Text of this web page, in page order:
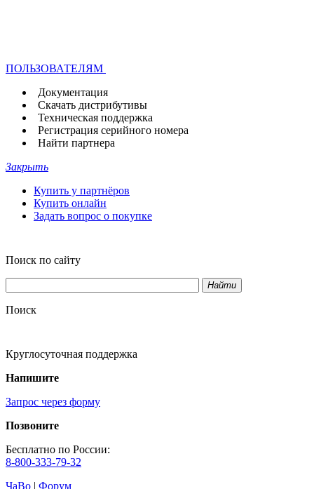
ПОЛЬЗОВАТЕЛЯМ
Документация
Скачать дистрибутивы
Техническая поддержка
Регистрация серийного номера
Найти партнера
Закрыть
Купить у партнёров
Купить онлайн
Задать вопрос о покупке
Поиск по сайту
Найти
Поиск
Круглосуточная поддержка
Напишите
Запрос через форму
Позвоните
Бесплатно по России:
8-800-333-79-32
ЧаВо | Форум